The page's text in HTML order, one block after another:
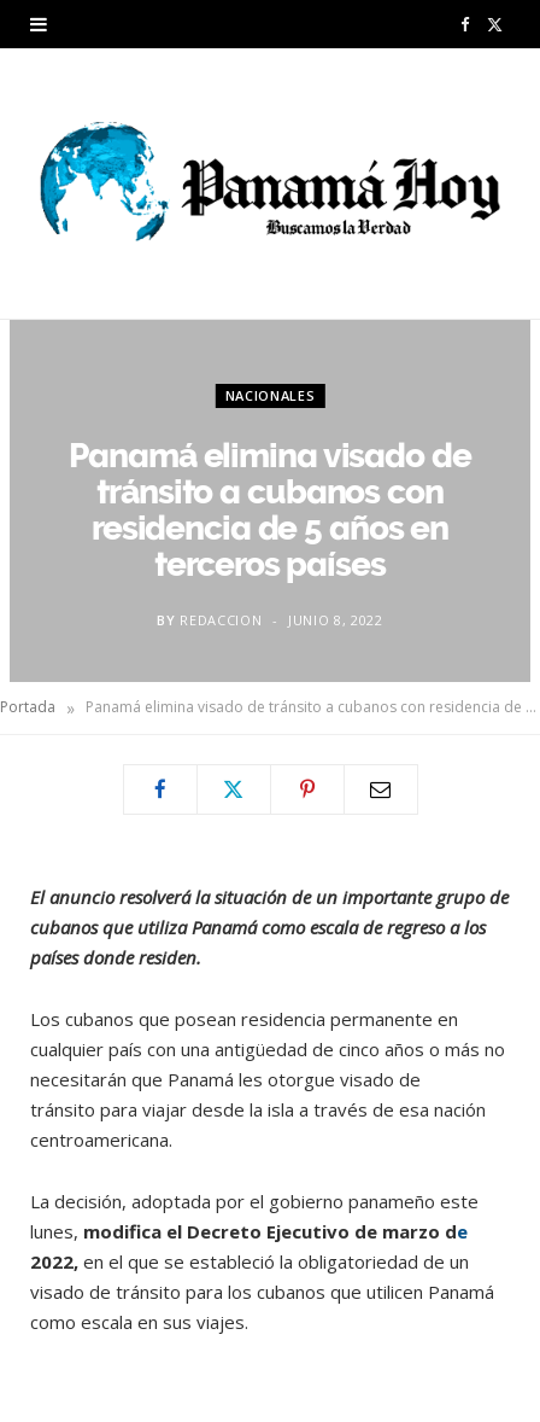
F
b
NACIONALES
Panamá elimina visado de
tránsito a cubanos con
residencia de 5 años en
terceros países
BY REDACCION JUNIO 8, 2022
Portada » Panamá elimina visado de tránsito a cubanos con residencia de 5 años en terceros países
El anuncio resolverá la situación de un importante grupo de
cubanos que utiliza Panamá como escala de regreso a los
países donde residen.
Los cubanos que posean residencia permanente en
cualquier país con una antigüedad de cinco años o más no
necesitarán que Panamá les otorgue visado de
tránsito para viajar desde la isla a través de esa nación
centroamericana.
La decisión, adoptada por el gobierno panameño este
lunes, modifica el Decreto Ejecutivo de marzo de
2022, en el que se estableció la obligatoriedad de un
visado de tránsito para los cubanos que utilicen Panamá
como escala en sus viajes.